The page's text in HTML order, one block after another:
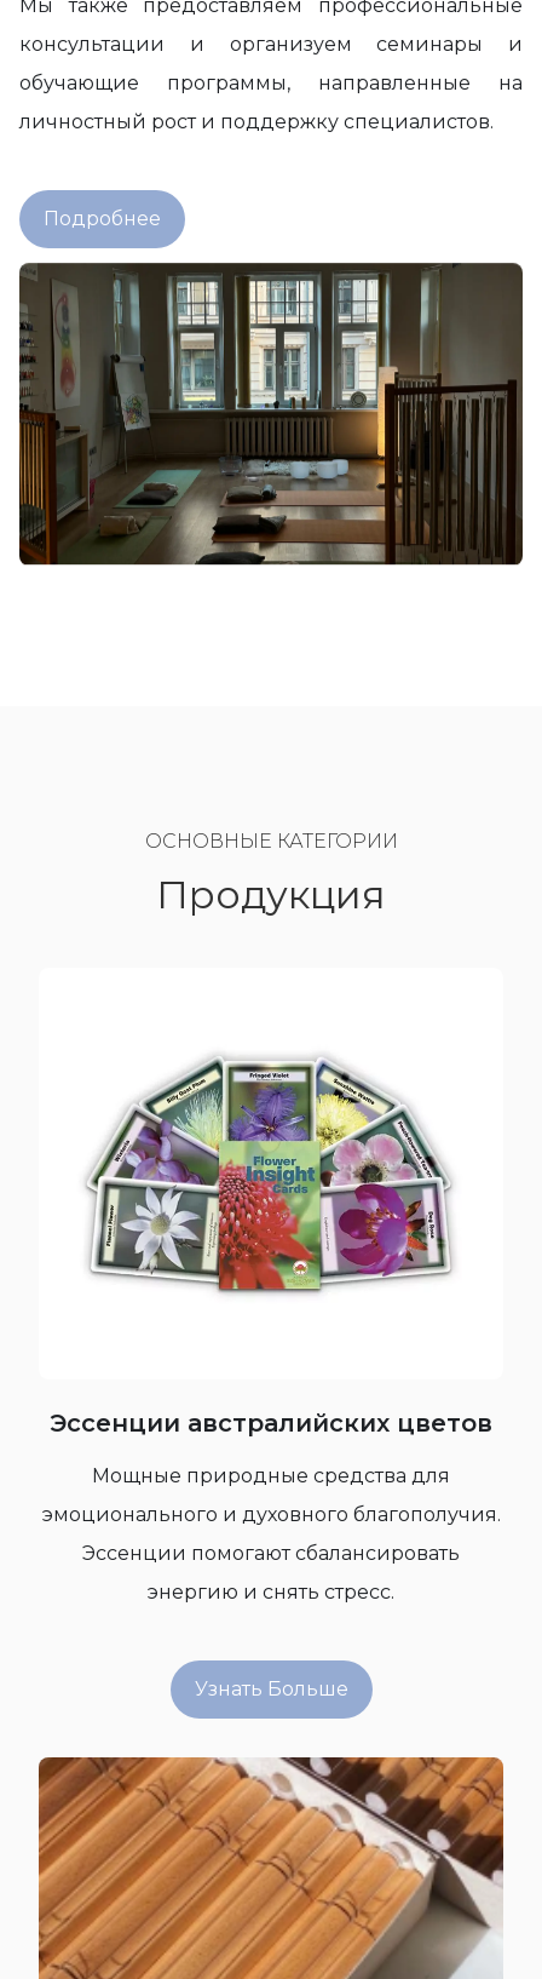
Мы также предоставляем профессиональные
консультации и организуем семинары и
обучающие программы, направленные на
личностный рост и поддержку специалистов.
Подробнее
ОСНОВНЫЕ КАТЕГОРИИ
Продукция
Эссенции австралийских цветов
Мощные природные средства для
эмоционального и духовного благополучия.
Эссенции помогают сбалансировать
энергию и снять стресс.
Узнать Больше